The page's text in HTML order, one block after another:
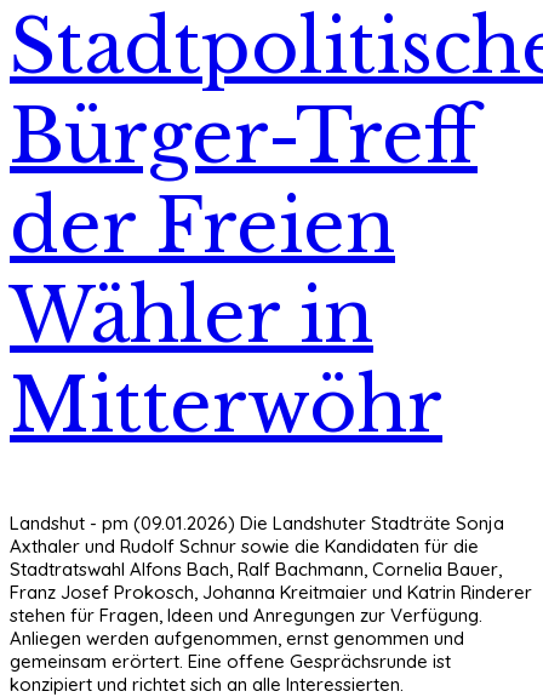
Bürger-Treff
der Freien
Wähler in
Mitterwöhr
Landshut - pm (09.01.2026) Die Landshuter Stadträte Sonja
Axthaler und Rudolf Schnur sowie die Kandidaten für die
Stadtratswahl Alfons Bach, Ralf Bachmann, Cornelia Bauer,
Franz Josef Prokosch, Johanna Kreitmaier und Katrin Rinderer
stehen für Fragen, Ideen und Anregungen zur Verfügung.
Anliegen werden aufgenommen, ernst genommen und
gemeinsam erörtert. Eine offene Gesprächsrunde ist
konzipiert und richtet sich an alle Interessierten.